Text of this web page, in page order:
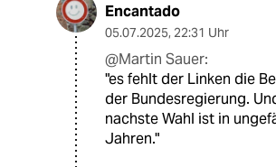
Encantado
05.07.2025, 22:31 Uhr
@Martin Sauer:
"es fehlt der Linken die
der Bundesregierung.
nachste Wahl ist in
Jahren."